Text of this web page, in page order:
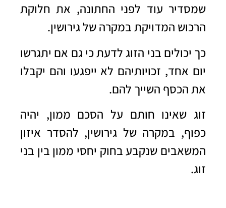
שמסדיר עוד לפני החתונה, את חלוקת
הרכוש המדויקת במקרה של גירושין.
כך יכולים בני הזוג לדעת כי גם אם יתגרשו
יום אחד, זכויותיהם לא ייפגעו והם יקבלו
את הכסף השייך להם.
זוג שאינו חותם על הסכם ממון, יהיה
כפוף, במקרה של גירושין, להסדר איזון
המשאבים שנקבע בחוק יחסי ממון בין בני
זוג.